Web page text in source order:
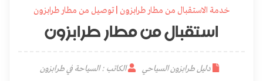
خدمة الاستقبال من مطار طرابزون | توصيل من مطار طرابزون
استقبال من مطار طرابزون
دليل طرابزون السياحي الكاتب : السياحة في طرابزون